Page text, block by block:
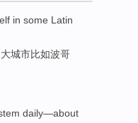
in some Latin
城市比如波哥
daily—about